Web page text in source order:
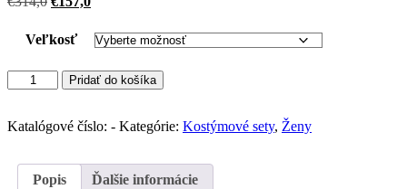
bola:
€314,0.
je:
€157,0.
Veľkosť
množstvo
VICOLO
set
Pridať do košíka
Katalógové číslo: - Kategórie: Kostýmové sety, Ženy
Popis Ďalšie informácie